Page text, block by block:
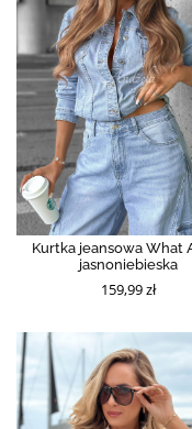
Kurtka jeansowa What
jasnoniebieska
159,99 zł